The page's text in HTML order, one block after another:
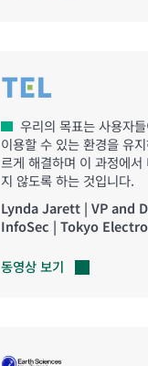
우리의 목표는 사용자
이용할 수 있는 환경을 유
르게 해결하며 이 과정에
지 않도록 하는 것입니다.
Lynda Jarett | VP and
InfoSec | Tokyo
동영상보기